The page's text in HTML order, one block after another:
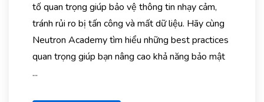
tố quan trọng giúp bảo vệ thông tin nhạy cảm,
tránh rủi ro bị tấn công và mất dữ liệu. Hãy cùng
Neutron Academy tìm hiểu những best practices
quan trọng giúp bạn nâng cao khả năng bảo mật
...